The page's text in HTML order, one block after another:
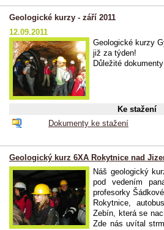
Geologické kurzy - září 2011
12.09.2011
Geologické kurzy
již za týden!
Důležité
Ke stažení
Dokumenty ke stažení
Geologický kurz 6XA Rokytnice nad
Náš geologický
pod vedením
profesorky
Rokytnice,
Zebín, která se
Zde nás uvítal